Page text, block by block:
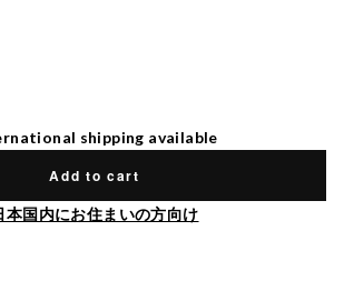
shipping available
Add to cart
本国内にお住まいの方向け